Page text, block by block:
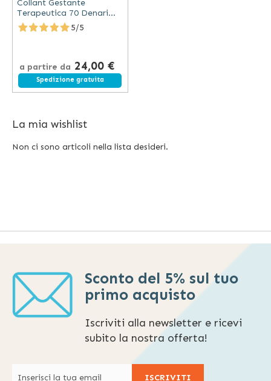
Collant Gestante
Terapeutica 70 Denari
Extra - Mm Hg 15-18 -
Scudotex (Codice 476)
5/5
a partire da 24,00 €
Spedizione gratuita
La mia wishlist
Non ci sono articoli nella lista desideri.
Sconto del 5% sul tuo
primo acquisto
Iscriviti alla newsletter e ricevi
subito la nostra offerta!
ISCRIVITI